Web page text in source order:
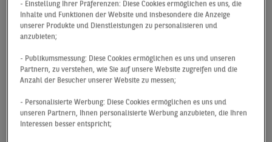
von insgesamt 125.000 m² liegt das Ergebnis etwa
auf dem gleichen Level wie im Vorjahr (- 3 %) und
kann den langjährigen Durchschnitt um knapp 15 %
toppen.
Weniger Deals bei einem höheren
(Q1 2021: Ø 5.000 m²; Q1 2022: Ø 8.000 m²) stellen
den wesentlichen Unterschied im
- Einstellung Ihrer Präferenzen: Diese Cookies ermöglichen es uns, die
Inhalte und Funktionen der Website und insbesondere die Anzeige
unserer Produkte und Dienstleistungen zu personalisieren und
anzubieten;
- Publikumsmessung: Diese Cookies ermöglichen es uns und unseren
Partnern, zu verstehen, wie Sie auf unsere Website zugreifen und die
Anzahl der Besucher unserer Website zu messen;
- Personalisierte Werbung: Diese Cookies ermöglichen es uns und
unseren Partnern, Ihnen personalisierte Werbung anzubieten, die Ihren
Interessen besser entspricht;